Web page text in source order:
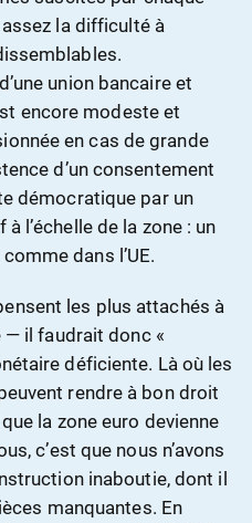
la difficulté à
union bancaire et
encore modeste et
en cas de grande
d’un consentement
démocratique par un
l’échelle de la zone : un
dans l’UE.
les plus attachés à
— il faudrait donc «
déficiente. Là où les
rendre à bon droit
la zone euro devienne
c’est que nous n’avons
inaboutie, dont il
manquantes. En